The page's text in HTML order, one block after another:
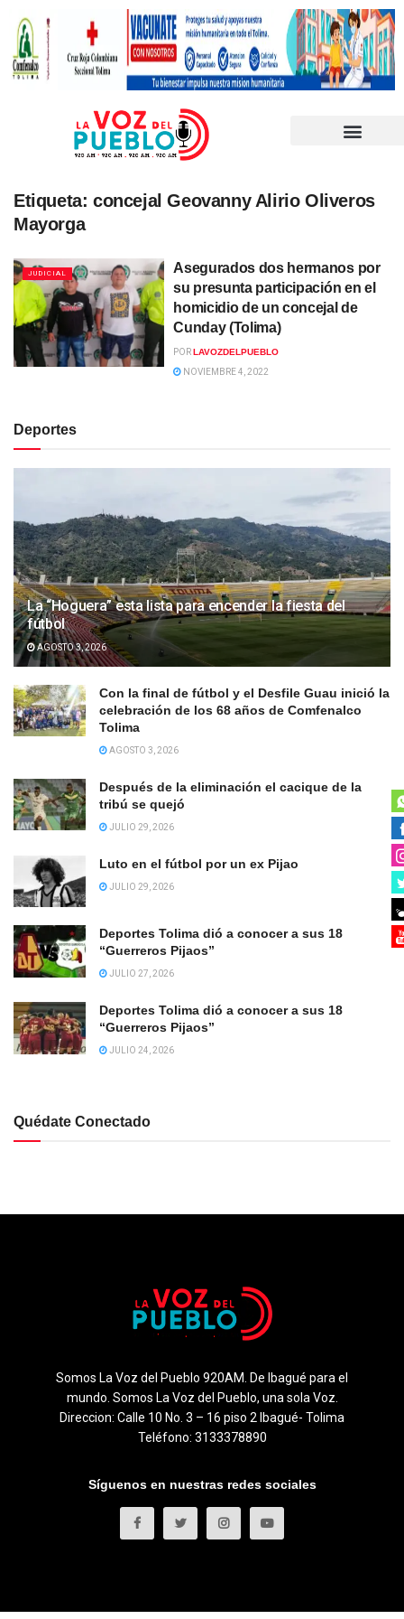
Etiqueta: concejal Geovanny Alirio Oliveros
Mayorga
JUDICIAL
Asegurados dos hermanos por
su presunta participación en el
homicidio de un concejal de
Cunday (Tolima)
PORLAVOZDELPUEBLO
NOVIEMBRE 4, 2022
Deportes
La “Hoguera” esta lista para encender la fiesta del
fútbol
AGOSTO 3, 2026
Con la final de fútbol y el Desfile Guau inició la
celebración de los 68 años de Comfenalco
Tolima
AGOSTO 3, 2026
Después de la eliminación el cacique de la
tribú se quejó
JULIO 29, 2026
Luto en el fútbol por un ex Pijao
JULIO 29, 2026
Deportes Tolima dió a conocer a sus 18
“Guerreros Pijaos”
JULIO 27, 2026
Deportes Tolima dió a conocer a sus 18
“Guerreros Pijaos”
JULIO 24, 2026
Quédate Conectado
Somos La Voz del Pueblo 920AM. De Ibagué para el
mundo. Somos La Voz del Pueblo, una sola Voz.
Direccion: Calle 10 No. 3 – 16 piso 2 Ibagué- Tolima
Teléfono: 3133378890
Síguenos en nuestras redes sociales